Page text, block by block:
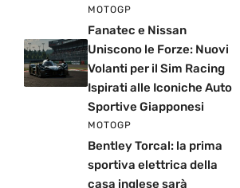
MOTOGP
Fanatec e Nissan
Uniscono le Forze: Nuovi
Volanti per il Sim Racing
Ispirati alle Iconiche Auto
Sportive Giapponesi
MOTOGP
Bentley Torcal: la prima
sportiva elettrica della
casa inglese sarà